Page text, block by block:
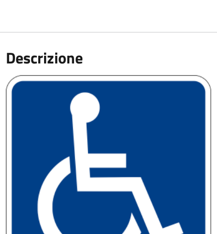
Descrizione